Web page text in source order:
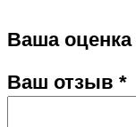
Ваша оценка
Ваш отзыв *